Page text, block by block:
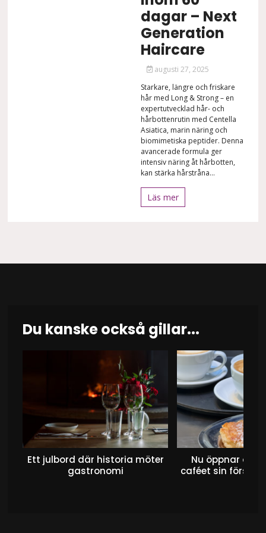
dagar – Next
Generation
Haircare
augusti 27, 2025
Starkare, längre och friskare
hår med Long & Strong – en
expertutvecklad hår- och
hårbottenrutin med Centella
Asiatica, marin näring och
biomimetiska peptider. Denna
avancerade formula ger
intensiv näring åt hårbotten,
kan stärka hårstråna...
Läs mer
Du kanske också gillar...
Ett julbord där historia möter
gastronomi
Nu öppnar det
caféet sin första